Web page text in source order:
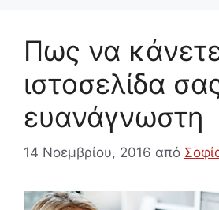
Πως να
ιστοσελίδα
ευανάγνωστη
14 Νοεμβρίου, 2016 από